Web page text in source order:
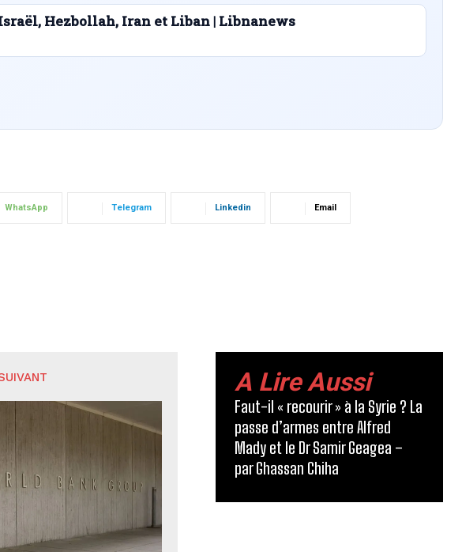
Hezbollah, Iran et Liban | Libnanews
WhatsApp Telegram Linkedin Email
A Lire Aussi
Faut-il « recourir » à la Syrie ? La
passe d’armes entre Alfred
Mady et le Dr Samir Geagea –
par Ghassan Chiha